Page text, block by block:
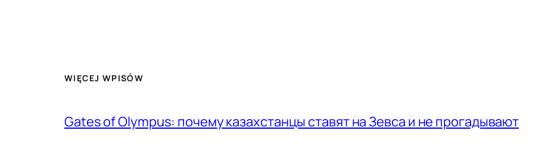
WIĘCEJ WPISÓW
Gates of Olympus: почему казахстанцы ставят на Зевса и не прогадывают